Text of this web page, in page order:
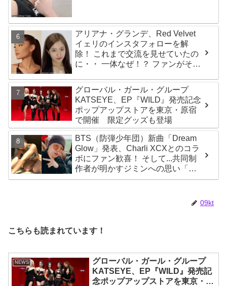
アリアナ・グランデ、Red Velvet
イェリのインスタフォローを解
除！ これまで交流を見せていたの
に・・ 一体なぜ！？ ファンがその
グローバル・ガール・グループ
KATSEYE、EP『WILD』発売記念
ポップアップストアを東京・原宿
で開催 限定グッズも登場
BTS（防弾少年団）新曲「Dream
Glow」発表、Charli XCXとのコラ
ボにファン歓喜！ そして...共同制
作者が明かすジミンへの思い「彼
の夢、そして彼の絶望から生まれ
09kt
こちらも読まれています！
NEWS
グローバル・ガール・グループ
KATSEYE、EP『WILD』発売記
念ポップアップストアを東京・原